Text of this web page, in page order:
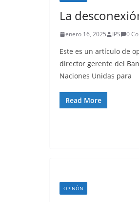
La
enero 16, 2025 IPS 0
Este es un artículo de
director gerente del
Naciones Unidas para
Read More
OPINÓN